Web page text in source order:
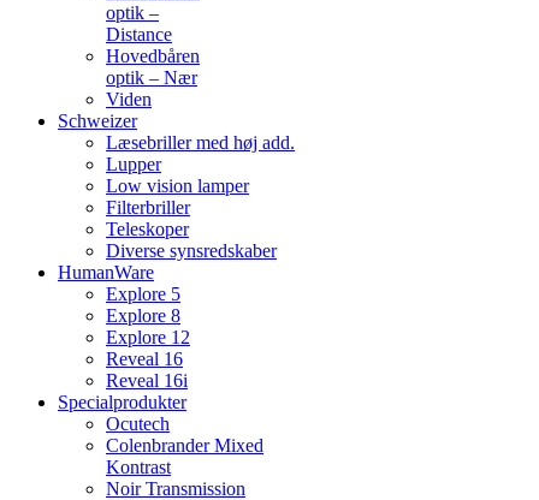
optik –
Distance
Hovedbåren
optik – Nær
Viden
Schweizer
Læsebriller med høj add.
Lupper
Low vision lamper
Filterbriller
Teleskoper
Diverse synsredskaber
HumanWare
Explore 5
Explore 8
Explore 12
Reveal 16
Reveal 16i
Specialprodukter
Ocutech
Colenbrander Mixed
Kontrast
Noir Transmission